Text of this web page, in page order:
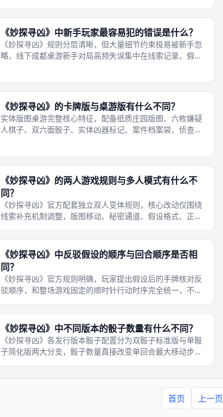
兼顾社交闲聊与深度线索推演，适配
《妙探寻凶》中新手玩家最容易犯的错误是什么？
《妙探寻凶》规则分层清晰，但大量细节约束极易被新手忽
略，线下成都桌游新手对局高频失误集中在线索记录、假设
局，梳理完整新手易错点可快速降低
《妙探寻凶》的卡牌版与桌游版有什么不同？
实体版图桌游完整核心特征，配备纸质庄园版图、六枚嫌疑
人棋子、双六面骰子、实体凶器标记、案件档案袋、侦查笔
长四十至六十分钟，具备走位博弈、
《妙探寻凶》的两人游戏规则与多人模式有什么不
同？
《妙探寻凶》官方配套独立双人变体规则，核心改动仅围绕
线索补充机制调整，版图移动、秘密通道、假设格式、正式
差异在于增设公共线索池，解决双人对局缺少第三方玩家、
线索获取渠道单一的短板，线下成都
《妙探寻凶》中反驳假设的顺序与回合顺序是否相
同？
《妙探寻凶》官方规则明确，玩家提出假设后的手牌核对反
驳顺序，和整场游戏固定的顺时针行动时序完全统一，不存
玩家为起点，依次轮询所有在场玩家，包含已经错误指控出
局的玩家，这条统一时序设计大幅降
《妙探寻凶》中不同版本的骰子数量有什么不同？
《妙探寻凶》各发行版本骰子配置分为双骰子标准版与单骰
子简化版两大分支，骰子数量直接改变单回合最大移动步
首页 上一页